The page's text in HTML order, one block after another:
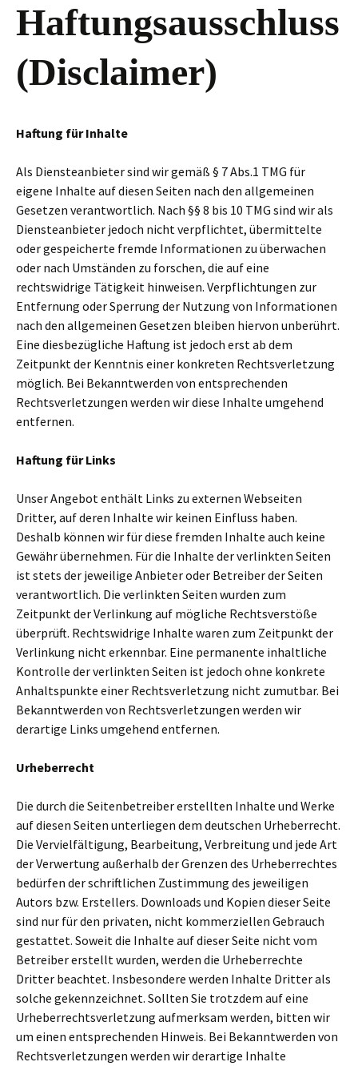
Haftungsausschluss
(Disclaimer)
Haftung für Inhalte
Als Diensteanbieter sind wir gemäß § 7 Abs.1 TMG für
eigene Inhalte auf diesen Seiten nach den allgemeinen
Gesetzen verantwortlich. Nach §§ 8 bis 10 TMG sind wir als
Diensteanbieter jedoch nicht verpflichtet, übermittelte
oder gespeicherte fremde Informationen zu überwachen
oder nach Umständen zu forschen, die auf eine
rechtswidrige Tätigkeit hinweisen. Verpflichtungen zur
Entfernung oder Sperrung der Nutzung von Informationen
nach den allgemeinen Gesetzen bleiben hiervon unberührt.
Eine diesbezügliche Haftung ist jedoch erst ab dem
Zeitpunkt der Kenntnis einer konkreten Rechtsverletzung
möglich. Bei Bekanntwerden von entsprechenden
Rechtsverletzungen werden wir diese Inhalte umgehend
entfernen.
Haftung für Links
Unser Angebot enthält Links zu externen Webseiten
Dritter, auf deren Inhalte wir keinen Einfluss haben.
Deshalb können wir für diese fremden Inhalte auch keine
Gewähr übernehmen. Für die Inhalte der verlinkten Seiten
ist stets der jeweilige Anbieter oder Betreiber der Seiten
verantwortlich. Die verlinkten Seiten wurden zum
Zeitpunkt der Verlinkung auf mögliche Rechtsverstöße
überprüft. Rechtswidrige Inhalte waren zum Zeitpunkt der
Verlinkung nicht erkennbar. Eine permanente inhaltliche
Kontrolle der verlinkten Seiten ist jedoch ohne konkrete
Anhaltspunkte einer Rechtsverletzung nicht zumutbar. Bei
Bekanntwerden von Rechtsverletzungen werden wir
derartige Links umgehend entfernen.
Urheberrecht
Die durch die Seitenbetreiber erstellten Inhalte und Werke
auf diesen Seiten unterliegen dem deutschen Urheberrecht.
Die Vervielfältigung, Bearbeitung, Verbreitung und jede Art
der Verwertung außerhalb der Grenzen des Urheberrechtes
bedürfen der schriftlichen Zustimmung des jeweiligen
Autors bzw. Erstellers. Downloads und Kopien dieser Seite
sind nur für den privaten, nicht kommerziellen Gebrauch
gestattet. Soweit die Inhalte auf dieser Seite nicht vom
Betreiber erstellt wurden, werden die Urheberrechte
Dritter beachtet. Insbesondere werden Inhalte Dritter als
solche gekennzeichnet. Sollten Sie trotzdem auf eine
Urheberrechtsverletzung aufmerksam werden, bitten wir
um einen entsprechenden Hinweis. Bei Bekanntwerden von
Rechtsverletzungen werden wir derartige Inhalte